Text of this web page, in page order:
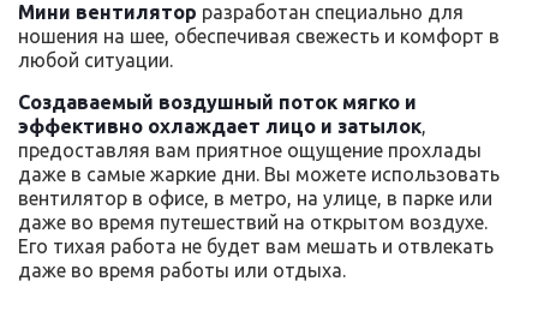
Мини вентилятор разработан специально для
ношения на шее, обеспечивая свежесть и комфорт в
любой ситуации.
Создаваемый воздушный поток мягко и
эффективно охлаждает лицо и затылок,
предоставляя вам приятное ощущение прохлады
даже в самые жаркие дни. Вы можете использовать
вентилятор в офисе, в метро, на улице, в парке или
даже во время путешествий на открытом воздухе.
Его тихая работа не будет вам мешать и отвлекать
даже во время работы или отдыха.